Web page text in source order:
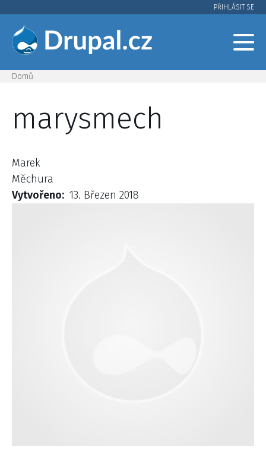
hlavnímu
obsahu
account
menu
PŘIHLÁSIT SE
navigace
Domů
marysmech
Marek
Měchura
Vytvořeno
13. Březen 2018